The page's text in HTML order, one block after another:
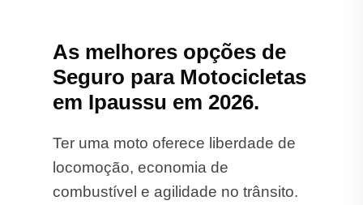
As melhores opções de
Seguro para Motocicletas
em Ipaussu em 2026.
Ter uma moto oferece liberdade de
locomoção, economia de
combustível e agilidade no trânsito.